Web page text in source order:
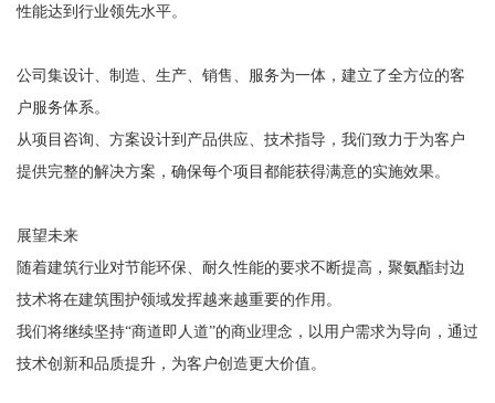
性能达到行业领先水平。
公司集设计、制造、生产、销售、服务为一体，建立了全方位的客
户服务体系。
从项目咨询、方案设计到产品供应、技术指导，我们致力于为客户
提供完整的解决方案，确保每个项目都能获得满意的实施效果。
展望未来
随着建筑行业对节能环保、耐久性能的要求不断提高，聚氨酯封边
技术将在建筑围护领域发挥越来越重要的作用。
我们将继续坚持“商道即人道”的商业理念，以用户需求为导向，通过
技术创新和品质提升，为客户创造更大价值。